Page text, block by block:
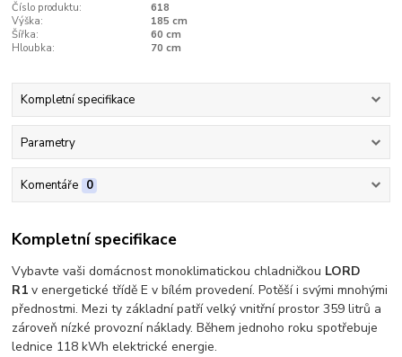
Číslo produktu:
618
Výška:
185 cm
Šířka:
60 cm
Hloubka:
70 cm
Kompletní specifikace
Parametry
Komentáře 0
Kompletní specifikace
Vybavte vaši domácnost monoklimatickou chladničkou LORD
R1v energetické třídě E v bílém provedení. Potěší i svými mnohými
přednostmi. Mezi ty základní patří velký vnitřní prostor 359 litrů a
zároveň nízké provozní náklady. Během jednoho roku spotřebuje
lednice 118 kWh elektrické energie.